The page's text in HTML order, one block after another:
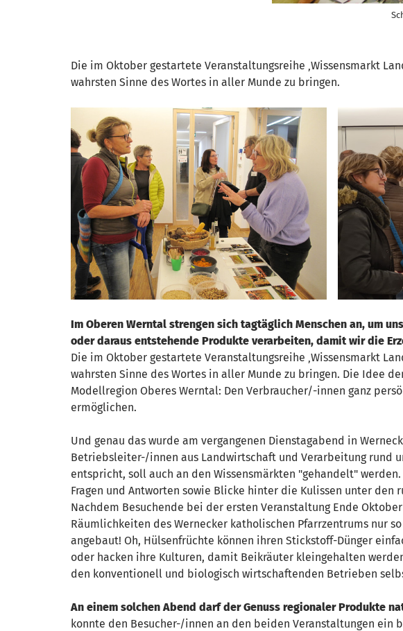
Die im Oktober gestartete Veranstaltungsreihe ‚Wissensmarkt
wahrsten Sinne des Wortes in aller Munde zu bringen.
Im Oberen Werntal strengen sich tagtäglich Menschen an, um
oder daraus entstehende Produkte verarbeiten, damit wir die
Die im Oktober gestartete Veranstaltungsreihe ‚Wissensmarkt
wahrsten Sinne des Wortes in aller Munde zu bringen. Die Idee
Modellregion Oberes Werntal: Den Verbraucher/-innen ganz
ermöglichen.
Und genau das wurde am vergangenen Dienstagabend in
Betriebsleiter-/innen aus Landwirtschaft und Verarbeitung rund
entspricht, soll auch an den Wissensmärkten "gehandelt"
Fragen und Antworten sowie Blicke hinter die Kulissen unter
Nachdem Besuchende bei der ersten Veranstaltung Ende
Räumlichkeiten des Wernecker katholischen Pfarrzentrums nur
angebaut! Oh, Hülsenfrüchte können ihren Stickstoff-Dünger
oder hacken ihre Kulturen, damit Beikräuter kleingehalten
den konventionell und biologisch wirtschaftenden Betrieben
An einem solchen Abend darf der Genuss regionaler Produkte
konnte den Besucher-/innen an den beiden Veranstaltungen ein